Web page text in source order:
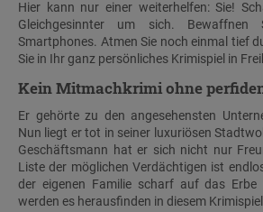
Hier kann nur einer weiterhelfen: Sie!
Gleichgesinnter um sich.
Smartphones. Atmen Sie noch einmal tief
Sie in Ihr ganz persönliches Krimispiel in
Kein Mitmachkrimi ohne
Er gehörte zu den angesehensten
Nun liegt er tot in seiner luxuriösen
Geschäftsmann hat er sich nicht nur
Liste der möglichen Verdächtigen ist
der eigenen Familie scharf auf das Erbe
werden es herausfinden in diesem